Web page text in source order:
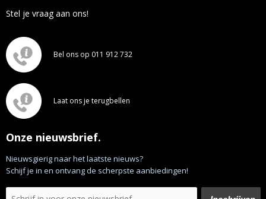
Stel je vraag aan ons!
Bel ons op 011 912 732
Laat ons je terugbellen
Onze nieuwsbrief.
Nieuwsgierig naar het laatste nieuws?
Schijf je in en ontvang de scherpste aanbiedingen!